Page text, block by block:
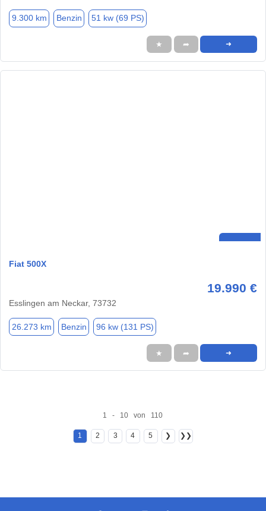
9.300 km Benzin 51 kw (69 PS)
★ ➦ ➜
Fiat 500X
19.990 €
Esslingen am Neckar, 73732
26.273 km Benzin 96 kw (131 PS)
★ ➦ ➜
1 - 10 von 110
1 2 3 4 5 ❯ ❯❯